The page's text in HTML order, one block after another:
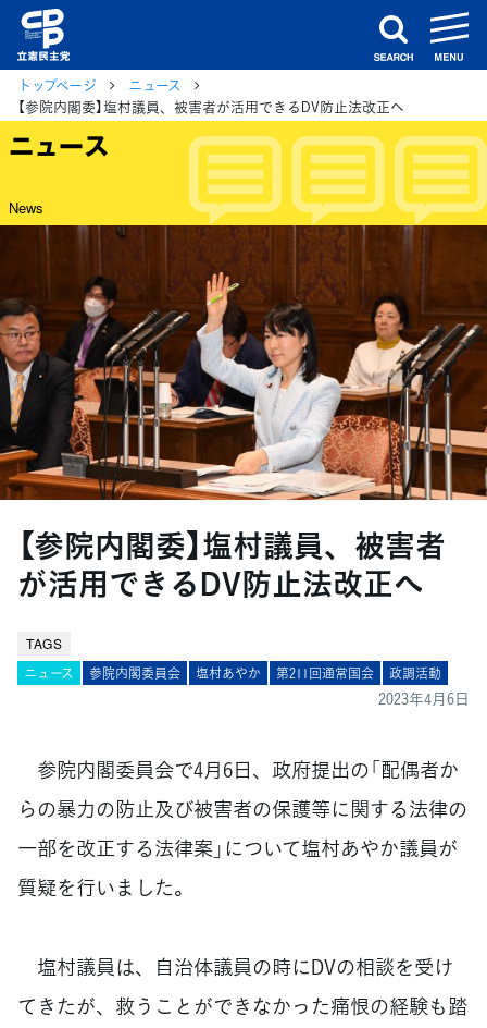
search
トップページ
ニュース
【参院内閣委】塩村議員、被害者が活用できるDV防止法改正へ
ニュース
News
【参院内閣委】塩村議員、被害者
が活用できるDV防止法改正へ
TAGS
ニュース 参院内閣委員会 塩村あやか 第211回通常国会 政調活動
2023年4月6日
参院内閣委員会で4月6日、政府提出の「配偶者か
らの暴力の防止及び被害者の保護等に関する法律の
一部を改正する法律案」について塩村あやか議員が
質疑を行いました。
塩村議員は、自治体議員の時にDVの相談を受け
てきたが、救うことができなかった痛恨の経験も踏